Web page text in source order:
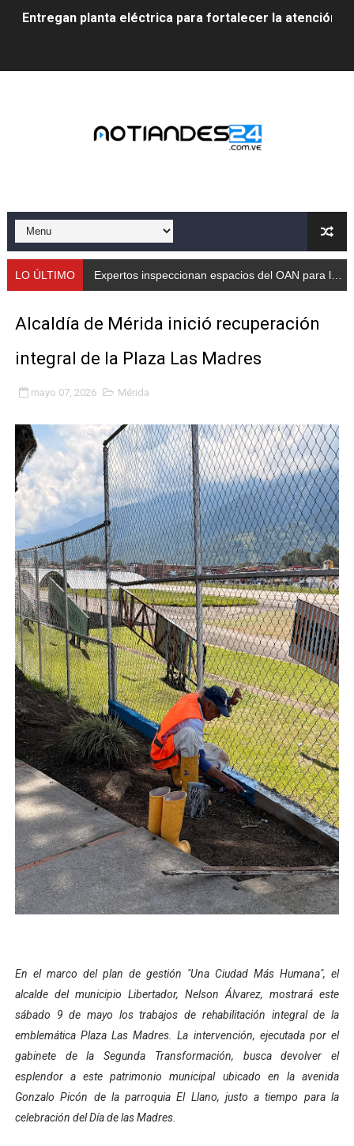
Entregan planta eléctrica para fortalecer la atención
Campo Elías avanza con plan de asfaltado
Venezuela instala su primer detector de
Consolidan planificación técnica en el Complejo
Gobernación de Mérida instalará mesa de trabajo con
Niños merideños potencian su talento en plan
Gobierno bolivariano avanza en la transformación del
Niños merideños aprenden sobre gaita de tambora
Hospital universitario muestra sus avances en visita
Instituto Nacional de Nutrición celebra Semana
Gobernación de Mérida fortalece el desarrollo
Corposalud inició talleres para aspirantes al curso de
Fortalecen formación académica de médicos en
Fortaleciendo la economía comunal en El Vigía con
Campo Elías consolida plan de bacheo en el sector La
Fundecem inició con éxito el taller vacacional de
El Lactario del Iahula celebra la Semana Mundial de la
Plan Vacacional "Venezuela Ríe 2026" brinda
Inicia el plan vacacional Venezuela Renace en el
LO ÚLTIMO Expertos inspeccionan espacios del OAN para la instalación del detector Cherenkov de agua
Alcaldía de Mérida inició recuperación
integral de la Plaza Las Madres
mayo 07, 2026 Mérida
En el marco del plan de gestión "Una Ciudad Más Humana", el
alcalde del municipio Libertador, Nelson Álvarez, mostrará este
sábado 9 de mayo los trabajos de rehabilitación integral de la
emblemática Plaza Las Madres. La intervención, ejecutada por el
gabinete de la Segunda Transformación, busca devolver el
esplendor a este patrimonio municipal ubicado en la avenida
Gonzalo Picón de la parroquia El Llano, justo a tiempo para la
celebración del Día de las Madres.